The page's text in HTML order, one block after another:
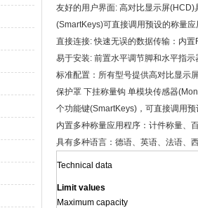
友好的用户界面: 高对比显示屏
(SmartKeys)可直接调用预设的称量应
直接连接: 快速无误的数据传输：内
易于安装: 前置水平调节脚和水平指
标准配置：所有型号提供高对比显示
保护罩 下挂称量钩 单模块传感器
个功能键(SmartKeys)，可直接调用
内置多种称量应用程序：计件称量、
具有多种语言：德语、英语、法语、
Technical data
Limit values
Maximum capacity